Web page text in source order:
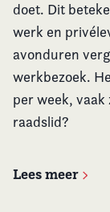
doet. Dit
werk en
avonduren
werkbezoek.
per week,
raadslid?
Lees meer